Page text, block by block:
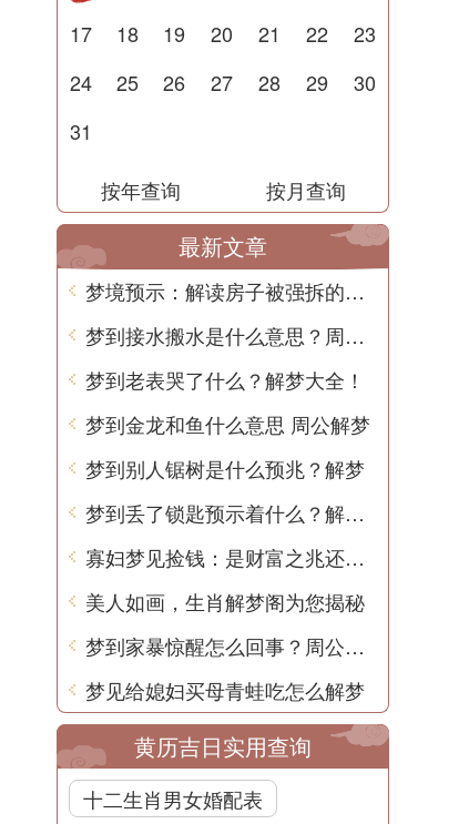
17
18 19 20 21 22
23
24
25 26 27 28 29
30
31
按年查询 按月查询
最新文章
梦境预示：解读房子被强拆的梦境预兆
梦到接水搬水是什么意思？周公解梦告诉你
梦到老表哭了什么？解梦大全！
梦到金龙和鱼什么意思 周公解梦
梦到别人锯树是什么预兆？解梦
梦到丢了锁匙预示着什么？解梦师为您解读梦境预兆
寡妇梦见捡钱：是财富之兆还是灾祸先兆？
美人如画，生肖解梦阁为您揭秘
梦到家暴惊醒怎么回事？周公解梦
梦见给媳妇买母青蛙吃怎么解梦
黄历吉日实用查询
十二生肖男女婚配表